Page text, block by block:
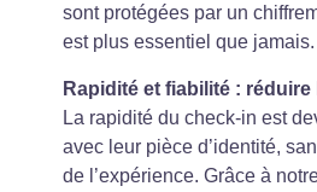
sont protégées par un
est plus essentiel que jamais.
Rapidité et fiabilité : réduire
La rapidité du check-in est
avec leur pièce d’identité,
de l’expérience. Grâce à